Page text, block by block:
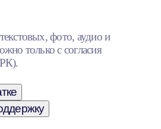
фото, аудио и
только с согласия